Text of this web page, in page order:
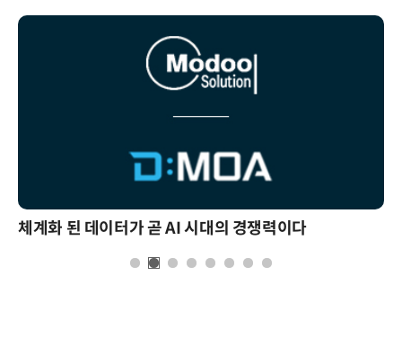
체계화 된 데이터가 곧 AI 시대의 경쟁력이다